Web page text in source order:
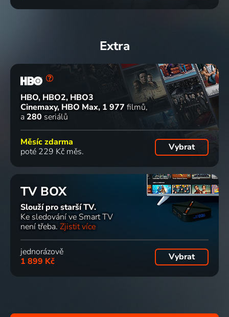
Extra
HBO, HBO2, HBO3
Cinemaxy, HBO Max 1 977 filmů
a 280 seriálů
Měsíc zdarma
poté 229 Kč měs.
Vybrat
TV BOX
Slouží pro starší TV.
Ke sledování ve Smart TV
není třeba. Zjistit více
jednorázově
1 899 Kč
Vybrat